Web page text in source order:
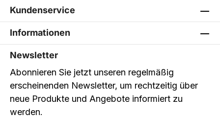
Kundenservice
Informationen
Newsletter
Abonnieren Sie jetzt unseren regelmäßig
erscheinenden Newsletter, um rechtzeitig über
neue Produkte und Angebote informiert zu
werden.